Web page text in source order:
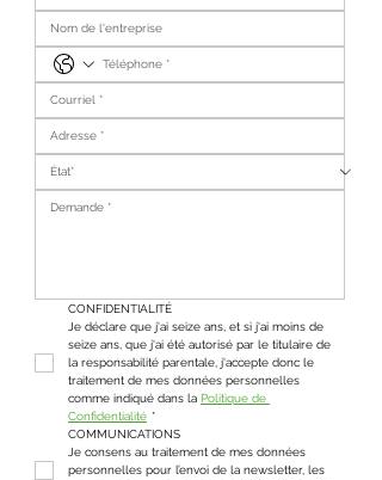
CONFIDENTIALITÉ
Je déclare que j'ai seize ans, et si j'ai moins de
seize ans, que j'ai été autorisé par le titulaire de
la responsabilité parentale, j'accepte donc le
traitement de mes données personnelles
comme indiqué dans la Politique de
Confidentialité *
COMMUNICATIONS
Je consens au traitement de mes données
personnelles pour l’envoi de la newsletter, les